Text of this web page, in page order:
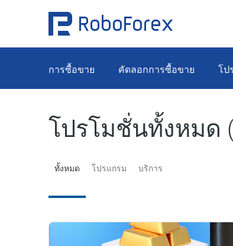
การซื้อขาย คัดลอกการซื้อขาย โป
โปรโมชั่นทั้งหมด
ทั้งหมด โปรแกรม บริการ